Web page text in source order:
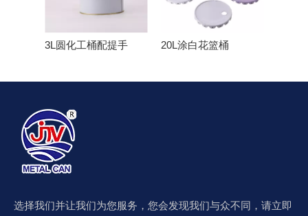
3L圆化工桶配提手 20L涂白花篮桶
选择我们并让我们为您服务，您会发现我们与众不同，请立即